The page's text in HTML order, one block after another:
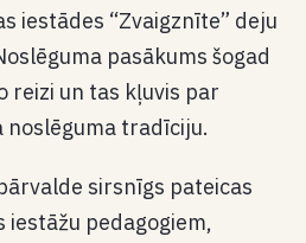
iestādes “Zvaigznīte” deju
pasākums šogad
reizi un tas kļuvis par
noslēguma tradīciju.
sirsnīgs pateicas
pedagogiem,